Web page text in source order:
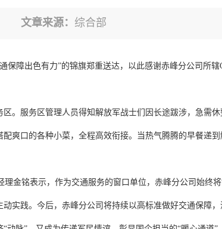
文章来源： 综合部
障出色有力”的锦旗郑重送达，以此感谢赤峰分公司所
。服务区管理人员得知解放军战士们因长途跋涉，急需
口的各种小菜，全程高效衔接。当热气腾腾的早餐递
金铭表示，作为交通服务的窗口单位，赤峰分公司始终
实践。今后，赤峰分公司将持续以高标准做好交通保障